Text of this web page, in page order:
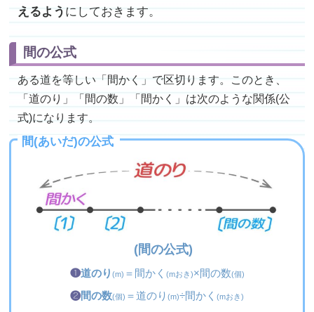
えるよう にしておきます。
間の公式
ある道を等しい「間かく」で区切ります。このとき、
「道のり」「間の数」「間かく」は次のような関係(公
式)になります。
間(あいだ)の公式
(間の公式)
❶道のり (m) ＝間かく (mおき)×間の数(個)
❷間の数(個) ＝道のり (m)÷間かく (mおき)